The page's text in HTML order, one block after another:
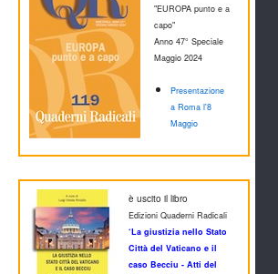
"EUROPA punto e a
capo"
Anno 47° Speciale
Maggio 2024
Presentazione
a Roma l'8
Maggio
è uscito il libro
Edizioni Quaderni Radicali
‘La giustizia nello Stato
Città del Vaticano e il
caso Becciu - Atti del